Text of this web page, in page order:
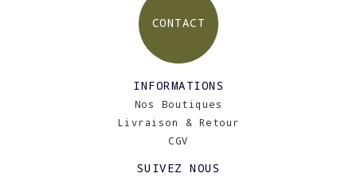
CONTACT
INFORMATIONS
Nos Boutiques
Livraison & Retour
CGV
SUIVEZ NOUS